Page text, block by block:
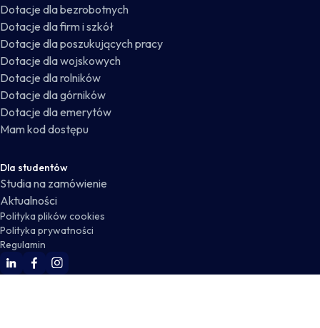
Dotacje dla bezrobotnych
Dotacje dla firm i szkół
Dotacje dla poszukujących pracy
Dotacje dla wojskowych
Dotacje dla rolników
Dotacje dla górników
Dotacje dla emerytów
Mam kod dostępu
Dla studentów
Studia na zamówienie
Aktualności
Polityka plików cookies
Polityka prywatności
Regulamin
WSKZ Linkedin
WSKZ Facebook
WSKZ Instagram